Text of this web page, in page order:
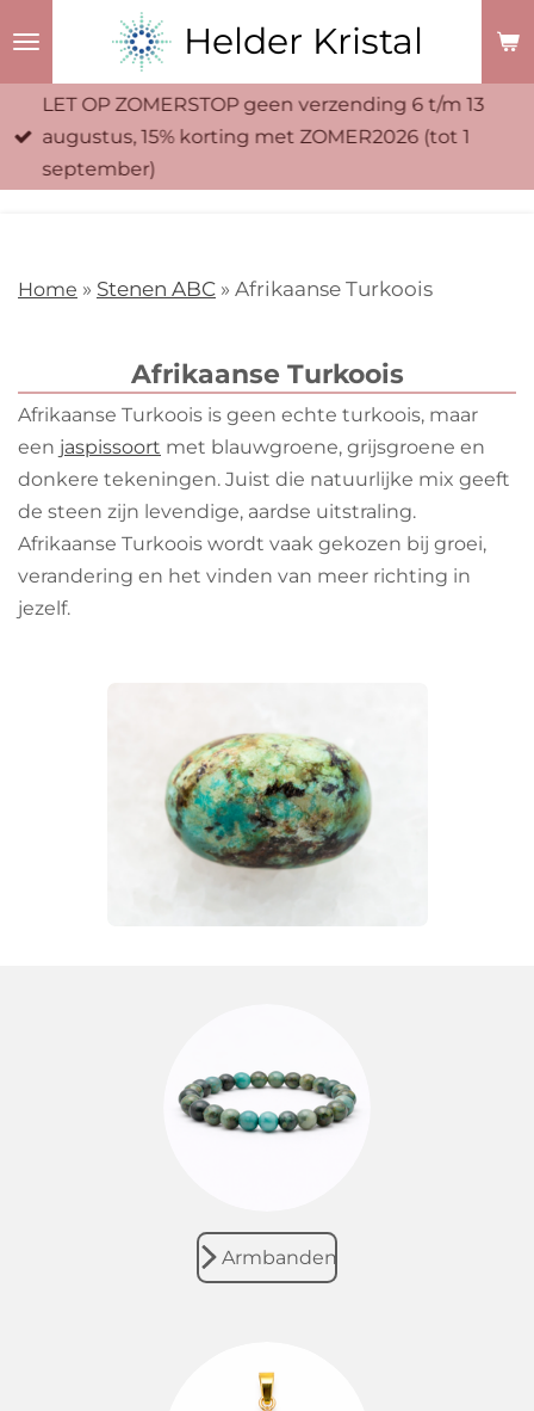
naar
Helder Kristal
LET OP ZOMERSTOP geen verzending 6 t/m 13
augustus, 15% korting met ZOMER2026 (tot 1
september)
Home » Stenen ABC » Afrikaanse Turkoois
Afrikaanse Turkoois
Afrikaanse Turkoois is geen echte turkoois, maar
een jaspissoort met blauwgroene, grijsgroene en
donkere tekeningen. Juist die natuurlijke mix geeft
de steen zijn levendige, aardse uitstraling.
Afrikaanse Turkoois wordt vaak gekozen bij groei,
verandering en het vinden van meer richting in
jezelf.
Armbanden